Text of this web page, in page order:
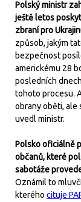
Polský ministr
ještě letos
zbraní pro
způsob, jakým
bezpečnost
americkému 28
posledních
tohoto procesu.
obrany oběti, ale
uvedl ministr.
Polsko oficiálně
občanů, které
sabotáže
Oznámil to
kterého cituje